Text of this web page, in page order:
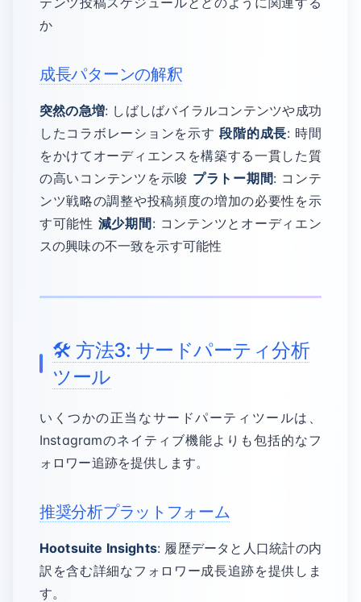
か
成長パターンの解釈
突然の急増: しばしばバイラルコンテンツや成功
したコラボレーションを示す段階的成長: 時間
をかけてオーディエンスを構築する一貫した質
の高いコンテンツを示唆 プラトー期間: コンテ
ンツ戦略の調整や投稿頻度の増加の必要性を示
す可能性 減少期間 : コンテンツとオーディエン
スの興味の不一致を示す可能性
🛠️ 方法3: サードパーティ分析
ツール
いくつかの正当なサードパーティツールは、
Instagramのネイティブ機能よりも包括的なフ
ォロワー追跡を提供します。
推奨分析プラットフォーム
Hootsuite Insights: 履歴データと人口統計の内
訳を含む詳細なフォロワー成長追跡を提供しま
す。